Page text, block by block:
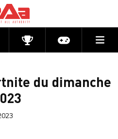
CompétitionsActu jeux
du dimanche